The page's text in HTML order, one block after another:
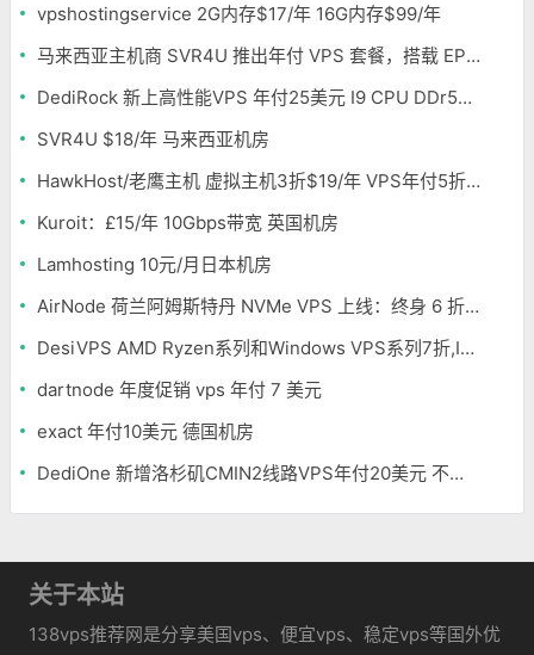
vpshostingservice 2G内存$17/年 16G内存$99/年
马来西亚主机商 SVR4U 推出年付 VPS 套餐，搭载 EPYC/至强铂金，支持支付宝
DediRock 新上高性能VPS 年付25美元 I9 CPU DDr5内存 纽约机房
SVR4U $18/年 马来西亚机房
HawkHost/老鹰主机 虚拟主机3折$19/年 VPS年付5折$25/年
Kuroit：£15/年 10Gbps带宽 英国机房
Lamhosting 10元/月日本机房
AirNode 荷兰阿姆斯特丹 NVMe VPS 上线：终身 6 折，€1.99/月起，2.5Tbit/s DDoS 防护
DesiVPS AMD Ryzen系列和Windows VPS系列7折,Intel系列年付11.6美元
dartnode 年度促销 vps 年付 7 美元
exact 年付10美元 德国机房
DediOne 新增洛杉矶CMIN2线路VPS年付20美元 不限流量
关于本站
138vps推荐网是分享美国vps、便宜vps、稳定vps等国外优